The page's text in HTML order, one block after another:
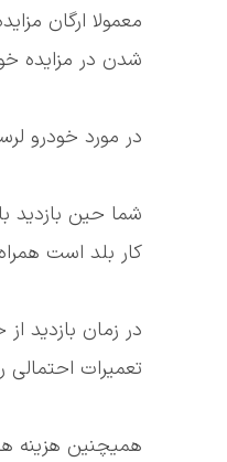
شدن در مزایده خودرو،
در مورد خودرو
شما حین بازدید
کار بلد است
در زمان بازدید
تعمیرات
همیچنین هزینه